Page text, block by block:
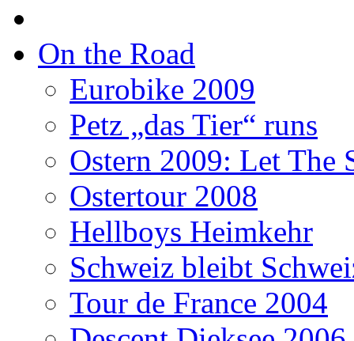
On the Road
Eurobike 2009
Petz „das Tier“ runs
Ostern 2009: Let The
Ostertour 2008
Hellboys Heimkehr
Schweiz bleibt
Tour de France 2004